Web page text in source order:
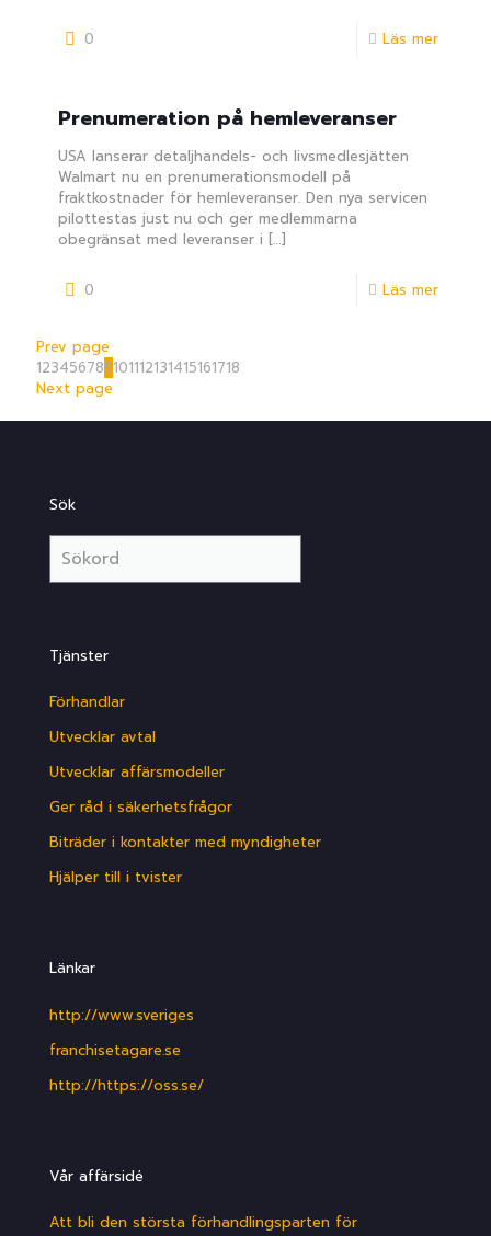
0 Läs mer
Prenumeration på hemleveranser
USA lanserar detaljhandels- och livsmedlesjätten
Walmart nu en prenumerationsmodell på
fraktkostnader för hemleveranser. Den nya servicen
pilottestas just nu och ger medlemmarna
obegränsat med leveranser i […]
0 Läs mer
Prev page
123456789101112131415161718
Next page
Sök
Tjänster
Förhandlar
Utvecklar avtal
Utvecklar affärsmodeller
Ger råd i säkerhetsfrågor
Biträder i kontakter med myndigheter
Hjälper till i tvister
Länkar
http://www.sveriges
franchisetagare.se
http://https://oss.se/
Vår affärsidé
Att bli den största förhandlingsparten för